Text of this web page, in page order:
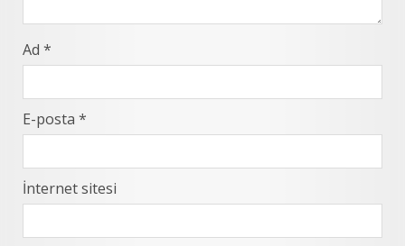
Ad *
E-posta *
İnternet sitesi